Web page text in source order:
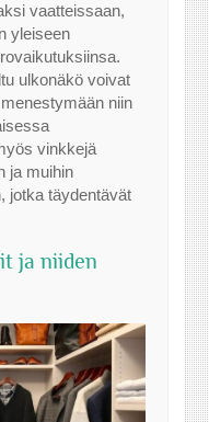
vaatteissaan,
yleiseen
ulkonäkö voivat
niin
vinkkejä
ja muihin
jotka täydentävät
ja niiden